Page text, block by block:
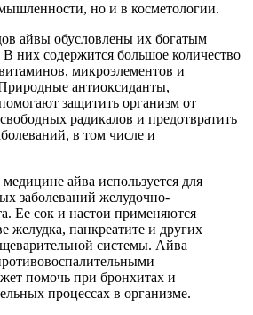
но и в косметологии.
айвы обусловлены их богатым
них содержится большое количество
микроэлементов и
антиоксиданты,
защитить организм от
радикалов и предотвратить
в том числе и
айва используется для
заболеваний желудочно-
Ее сок и настои применяются
желудка, панкреатите и других
системы. Айва
помочь при бронхитах и
процессах в организме.